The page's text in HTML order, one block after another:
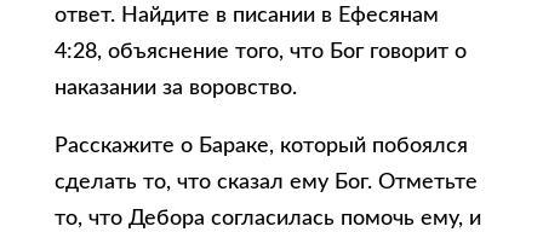
ответ. Найдите в писании в Ефесянам
4:28, объяснение того, что Бог говорит о
наказании за воровство.
Расскажите о Бараке, который побоялся
сделать то, что сказал ему Бог. Отметьте
то, что Дебора согласилась помочь ему, и